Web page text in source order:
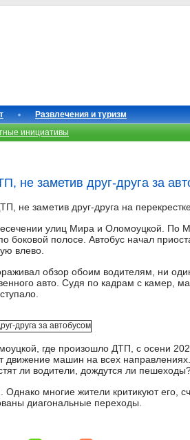
Развлечения и туризм
инициативы
не заметив друг-друга за
не заметив друг-друга на
улиц Мира и Оломоуцкой. По
боковой полосе. Автобус начал
влево.
обзор обоим водителям, ни
авто. Судя по кадрам с камер,
где произошло ДТП, с осени
движение машин на всех
ли водители, дождутся ли
многие жители критикуют его,
диагональные переходы.